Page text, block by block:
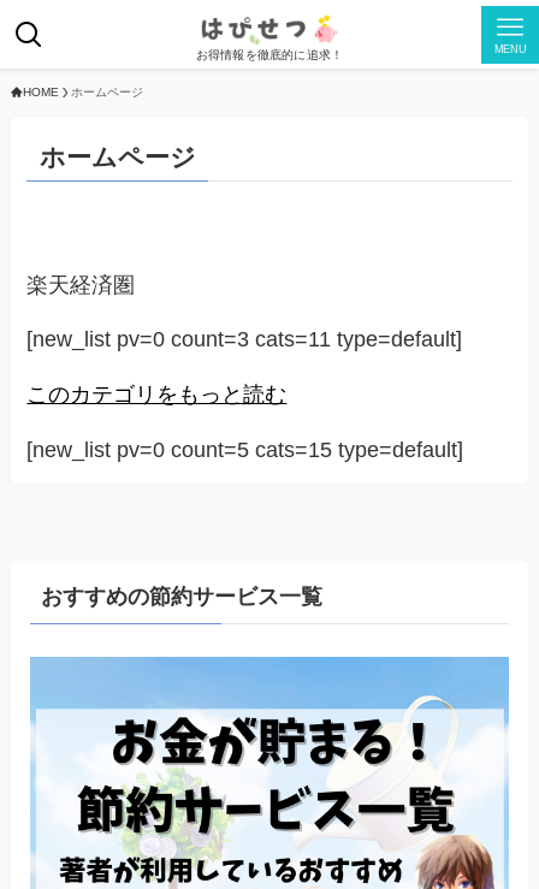
お得情報を徹底的に追求！ MENU
HOME ホームページ
ホームページ
楽天経済圏
[new_list pv=0 count=3 cats=11 type=default]
このカテゴリをもっと読む
[new_list pv=0 count=5 cats=15 type=default]
おすすめの節約サービス一覧